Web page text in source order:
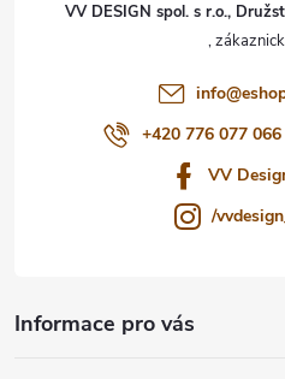
VV DESIGN spol. s r.o.,
info@
+420 776 077
VV
/
Informace pro vás